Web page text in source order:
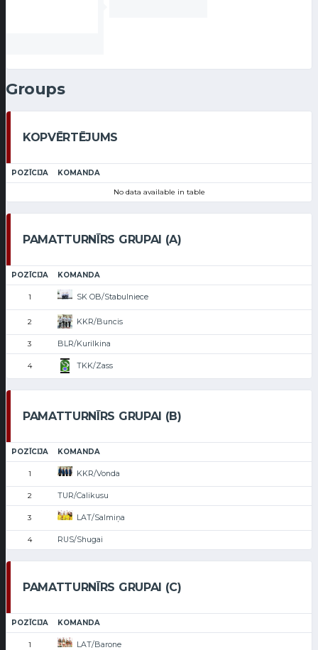
Groups
KOPVĒRTĒJUMS
POZĪCIJA KOMANDA
No data available in table
PAMATTURNĪRS GRUPAI (A)
POZĪCIJA KOMANDA
1 SK OB/Stabulniece
2 KKR/Buncis
3 BLR/Kurilkina
4 TKK/Zass
PAMATTURNĪRS GRUPAI (B)
POZĪCIJA KOMANDA
1 KKR/Vonda
2 TUR/Calikusu
3 LAT/Salmiņa
4 RUS/Shugai
PAMATTURNĪRS GRUPAI (C)
POZĪCIJA KOMANDA
1 LAT/Barone